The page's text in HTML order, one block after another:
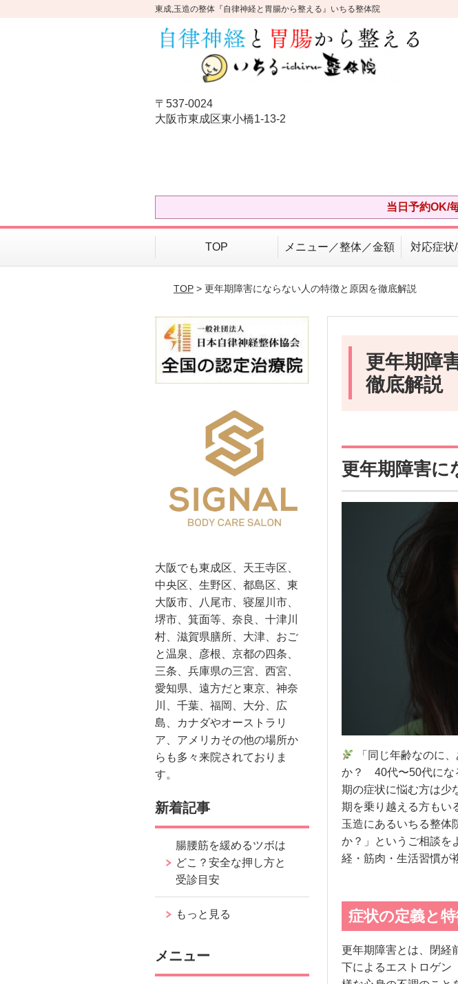
東成,玉造の整体『自律神経と胃腸から整える』いちる整体院
〒537-0024
大阪市東成区東小橋1-13-2
当日予約OK/
TOP メニュー／整体／金額 対応症状
TOP> 更年期障害にならない人の特徴と原因を徹底解説
更年期障
徹底解説
更年期障害に
「同じ年齢なのに
か？ 40代〜50代にな
期の症状に悩む方は少
期を乗り越える方もい
玉造にあるいちる整体
か？」というご相談を
経・筋肉・生活習慣が
症状の定義と
更年期障害とは、閉経
下によるエストロゲン
大阪でも東成区、天王寺区、
中央区、生野区、都島区、東
大阪市、八尾市、寝屋川市、
堺市、箕面等、奈良、十津川
村、滋賀県膳所、大津、おご
と温泉、彦根、京都の四条、
三条、兵庫県の三宮、西宮、
愛知県、遠方だと東京、神奈
川、千葉、福岡、大分、広
島、カナダやオーストラリ
ア、アメリカその他の場所か
らも多々来院されておりま
す。
新着記事
腸腰筋を緩めるツボは
どこ？安全な押し方と
受診目安
もっと見る
メニュー